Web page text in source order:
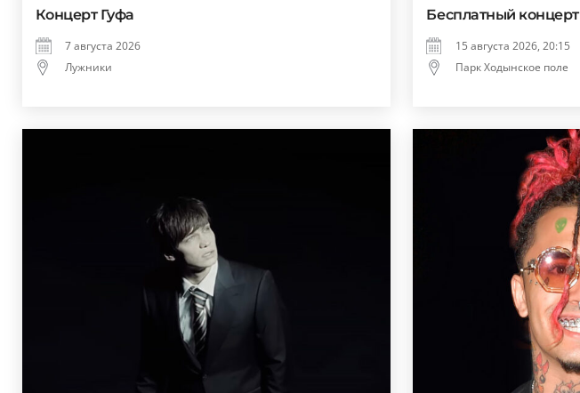
Концерт Гуфа
7 августа 2026
Лужники
Бесплатный
15 августа 2026, 20:15
Парк Ходынское поле